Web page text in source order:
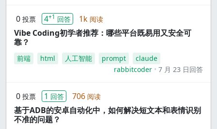
0 投票 4+1 回答 1k 阅读
Vibe Coding初学者推荐：哪些平台既易用又安全可
靠？
前端 html 人工智能 prompt
claude
rabbitcoder
7 月 23 日回答
0 投票 1 回答 706 阅读
基于ADB的安卓自动化中，如何解决短文本和表情识别
不准的问题？